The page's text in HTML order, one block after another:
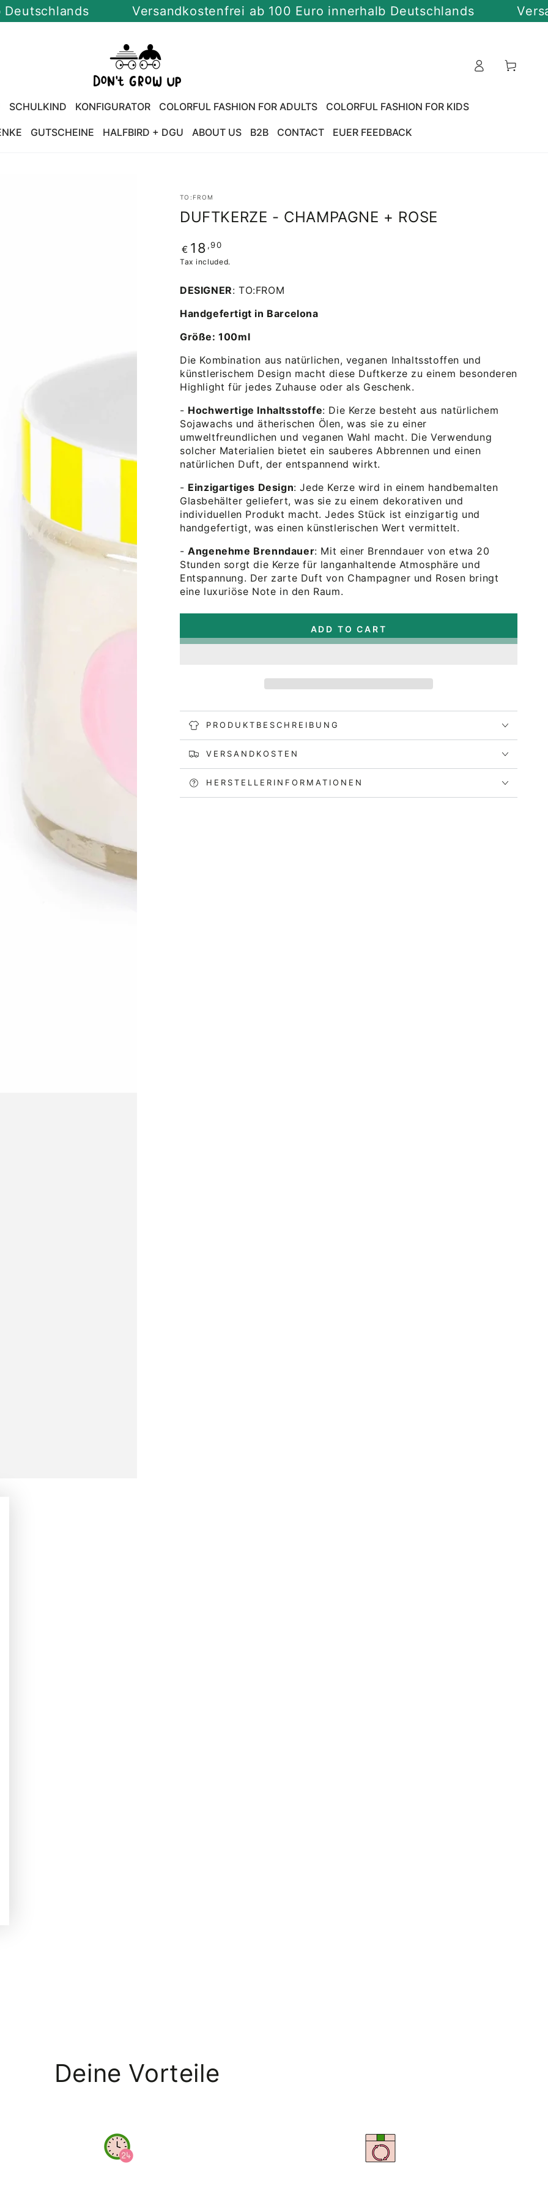
Versandkostenfrei ab 100 Euro innerhalb Deutschlands
SCHULKIND KONFIGURATOR COLORFUL FASHION FOR ADULTS COLORFUL FASHION FOR KIDS
GUTSCHEINE HALFBIRD + DGU ABOUT US B2B CONTACT EUER FEEDBACK
Cart
TO:FROM
DUFTKERZE - CHAMPAGNE + ROSE
Regular
price
€ 18 ,90
Tax included.
DESIGNER: TO:FROM
Handgefertigt in Barcelona
Größe: 100ml
Die Kombination aus natürlichen, veganen Inhaltsstoffen und
künstlerischem Design macht diese Duftkerze zu einem besonderen
Highlight für jedes Zuhause oder als Geschenk.
- Hochwertige Inhaltsstoffe: Die Kerze besteht aus natürlichem
Sojawachs und ätherischen Ölen, was sie zu einer
umweltfreundlichen und veganen Wahl macht. Die Verwendung
solcher Materialien bietet ein sauberes Abbrennen und einen
natürlichen Duft, der entspannend wirkt.
- Einzigartiges Design: Jede Kerze wird in einem handbemalten
Glasbehälter geliefert, was sie zu einem dekorativen und
individuellen Produkt macht. Jedes Stück ist einzigartig und
handgefertigt, was einen künstlerischen Wert vermittelt.
-Angenehme Brenndauer: Mit einer Brenndauer von etwa 20
Stunden sorgt die Kerze für langanhaltende Atmosphäre und
Entspannung. Der zarte Duft von Champagner und Rosen bringt
eine luxuriöse Note in den Raum.
ADD TO CART
PRODUKTBESCHREIBUNG
VERSANDKOSTEN
HERSTELLERINFORMATIONEN
Deine Vorteile